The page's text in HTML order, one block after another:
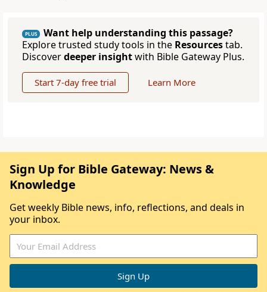
PLUS
Want help understanding this passage?
Explore trusted study tools in the Resourcestab.
Discoverdeeper insightwith Bible Gateway Plus.
Start 7-day free trial Learn More
Sign Up for Bible Gateway: News &
Knowledge
Get weekly Bible news, info, reflections, and deals in
your inbox.